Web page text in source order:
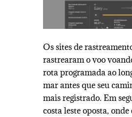
Os sites de
rastrearam o voo
rota programada ao
mar antes que seu
mais registrado. Em
costa leste oposta,